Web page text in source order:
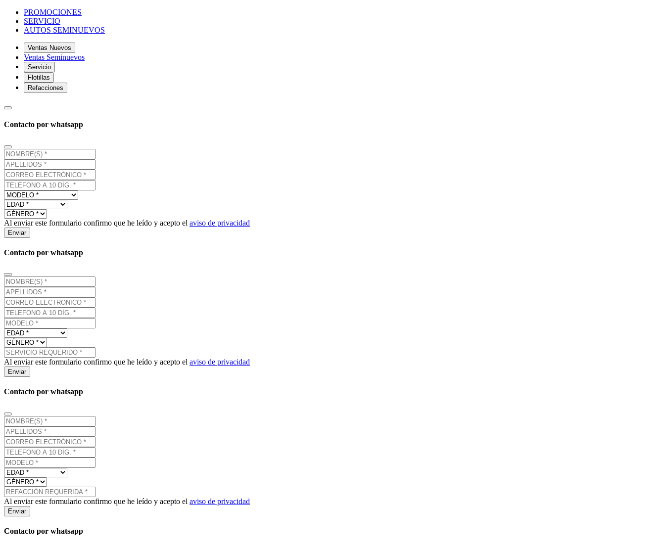
PROMOCIONES
SERVICIO
AUTOS SEMINUEVOS
Ventas Nuevos
Ventas Seminuevos
Servicio
Flotillas
Refacciones
Contacto por whatsapp
Al enviar este formulario confirmo que he leído y acepto el aviso de privacidad
Enviar
Contacto por whatsapp
Al enviar este formulario confirmo que he leído y acepto el aviso de privacidad
Enviar
Contacto por whatsapp
Al enviar este formulario confirmo que he leído y acepto el aviso de privacidad
Enviar
Contacto por whatsapp